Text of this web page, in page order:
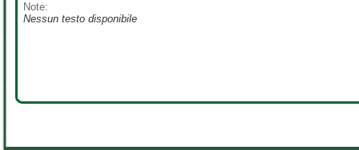
Note:
Nessun testo disponibile